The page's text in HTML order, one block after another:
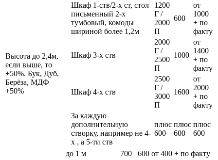
Высота до 2,4м,
если выше, то
+50%. Бук, Дуб,
Берёза, МДФ
+50%
Шкаф 1-ств/2-х ст, стол
письменный 2-х
тумбовый, комоды
шириной более 1,2м
1200
Г /
2000
П
600
от
1000
+ по
факту
Шкаф 3-х ств
2000
Г /
2500
П
1000
от
1400
+ по
факту
Шкаф 4-х ств
2500
Г /
3000
П
1600
от
2000
+ по
факту
За каждую
дополнительную
створку, например не 4-
х , а 5-ти ств
плюс
600
плюс
600
плюс
600
до 1 м 700 600 от 400 + по факту